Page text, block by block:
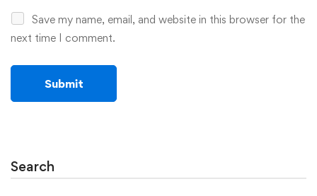
Save my name, email, and website in this browser for the
next time I comment.
Search